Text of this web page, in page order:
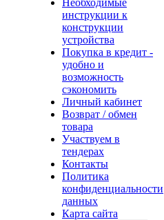
Необходимые
инструкции к
конструкции
устройства
Покупка в кредит -
удобно и
возможность
сэкономить
Личный кабинет
Возврат / обмен
товара
Участвуем в
тендерах
Контакты
Политика
конфиденциальности
данных
Карта сайта